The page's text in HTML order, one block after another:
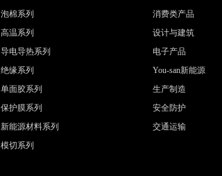
泡棉系列
高温系列
导电导热系列
绝缘系列
单面胶系列
保护膜系列
新能源材料系列
模切系列
消费类产品
设计与建筑
电子产品
You-san新能源
生产制造
安全防护
交通运输